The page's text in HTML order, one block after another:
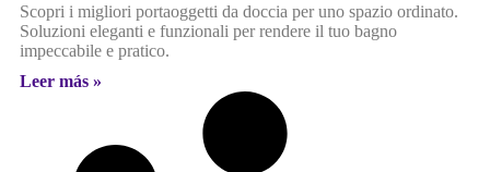
Scopri i migliori portaoggetti da doccia per uno spazio ordinato.
Soluzioni eleganti e funzionali per rendere il tuo bagno
impeccabile e pratico.
Leer más »